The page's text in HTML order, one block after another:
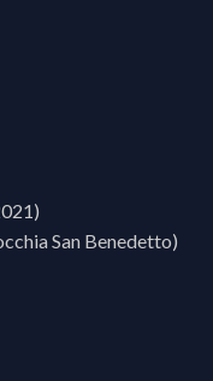
San Benedetto)